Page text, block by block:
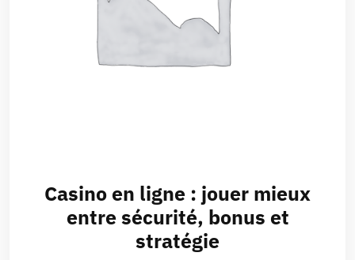
Casino en ligne : jouer mieux
entre sécurité, bonus et
stratégie